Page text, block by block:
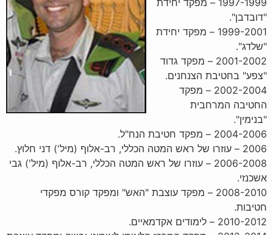
1997-1999 – מפקד יחידת
"דובדבן".
1999-2001 – מפקד יחידת
"שלדג".
2001-2002 – מפקד גדוד
"צפע" בחטיבת הצנחנים.
2002-2004 – מפקד
החטיבה המרחבית
"בנימין".
2004-2006 – מפקד חטיבת הנח"ל.
2006 – עוזרו של ראש המטה הכללי, רב-אלוף (מיל') דני חלוץ.
2006-2008 – עוזרו של ראש המטה הכללי, רב-אלוף (מיל') גבי
אשכנזי.
2008-2010 – מפקד עוצבת "האש" ומפקד קורס מפקדי
חטיבות.
2010-2012 – לימודים אקדמאיים.